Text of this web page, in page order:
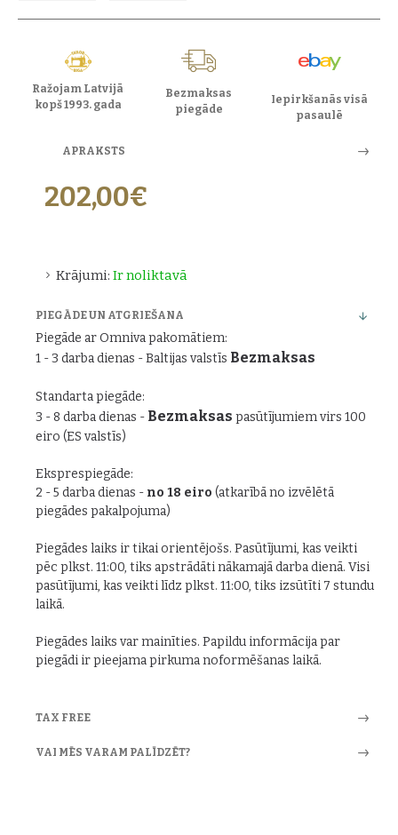
Ražojam Latvijā
kopš 1993. gada
Bezmaksas
piegāde
Iepirkšanās visā
pasaulē
APRAKSTS
Krājumi: Ir noliktavā
202,00€
PIEGĀDE UN ATGRIEŠANA
Piegāde ar Omniva pakomātiem:
1 - 3 darba dienas - Baltijas valstīs Bezmaksas
Standarta piegāde:
3 - 8 darba dienas - Bezmaksas pasūtījumiem virs 100
eiro (ES valstīs)
Eksprespiegāde:
2 - 5 darba dienas - no 18 eiro (atkarībā no izvēlētā
piegādes pakalpojuma)
Piegādes laiks ir tikai orientējošs. Pasūtījumi, kas veikti
pēc plkst. 11:00, tiks apstrādāti nākamajā darba dienā. Visi
pasūtījumi, kas veikti līdz plkst. 11:00, tiks izsūtīti 7 stundu
laikā.
Piegādes laiks var mainīties. Papildu informācija par
piegādi ir pieejama pirkuma noformēšanas laikā.
TAX FREE
VAI MĒS VARAM PALĪDZĒT?